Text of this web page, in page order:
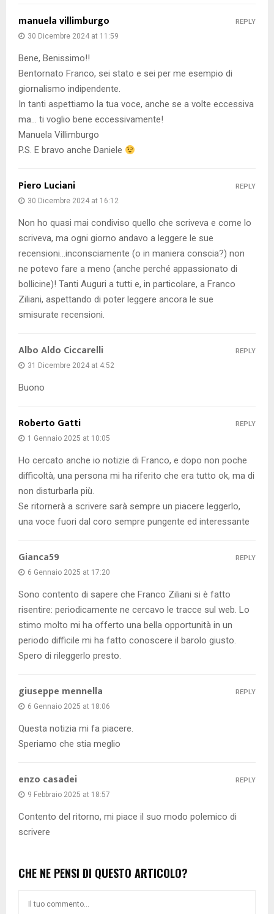
manuela villimburgo
30 Dicembre 2024 at 11:59
Bene, Benissimo!!
Bentornato Franco, sei stato e sei per me esempio di
giornalismo indipendente.
In tanti aspettiamo la tua voce, anche se a volte eccessiva
ma… ti voglio bene eccessivamente!
Manuela Villimburgo
P.S. E bravo anche Daniele
REPLY
Piero Luciani
30 Dicembre 2024 at 16:12
Non ho quasi mai condiviso quello che scriveva e come lo
scriveva, ma ogni giorno andavo a leggere le sue
recensioni…inconsciamente (o in maniera conscia?) non
ne potevo fare a meno (anche perché appassionato di
bollicine)! Tanti Auguri a tutti e, in particolare, a Franco
Ziliani, aspettando di poter leggere ancora le sue
smisurate recensioni.
REPLY
Albo Aldo Ciccarelli
31 Dicembre 2024 at 4:52
Buono
REPLY
Roberto Gatti
1 Gennaio 2025 at 10:05
Ho cercato anche io notizie di Franco, e dopo non poche
difficoltà, una persona mi ha riferito che era tutto ok, ma di
non disturbarla più.
Se ritornerà a scrivere sarà sempre un piacere leggerlo,
una voce fuori dal coro sempre pungente ed interessante
REPLY
Gianca59
6 Gennaio 2025 at 17:20
Sono contento di sapere che Franco Ziliani si è fatto
risentire: periodicamente ne cercavo le tracce sul web. Lo
stimo molto mi ha offerto una bella opportunità in un
periodo difficile mi ha fatto conoscere il barolo giusto.
Spero di rileggerlo presto.
REPLY
giuseppe mennella
6 Gennaio 2025 at 18:06
Questa notizia mi fa piacere.
Speriamo che stia meglio
REPLY
enzo casadei
9 Febbraio 2025 at 18:57
Contento del ritorno, mi piace il suo modo polemico di
scrivere
REPLY
CHE NE PENSI DI QUESTO ARTICOLO?